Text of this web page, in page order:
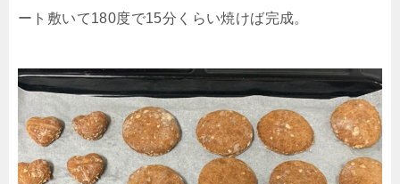
ート敷いて180度で15分くらい焼けば完成。